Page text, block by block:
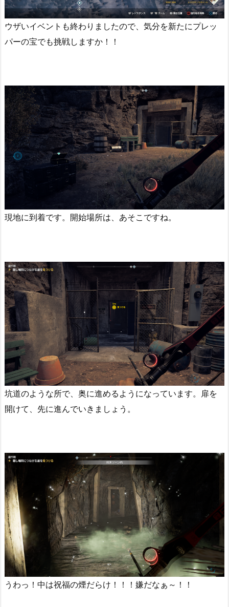
ウザいイベントも終わりましたので、気分を新たにプレッ
パーの宝でも挑戦しますか！！
現地に到着です。開始場所は、あそこですね。
坑道のような所で、奥に進めるようになっています。扉を
開けて、先に進んでいきましょう。
うわっ！中は祝福の煙だらけ！！！嫌だなぁ～！！